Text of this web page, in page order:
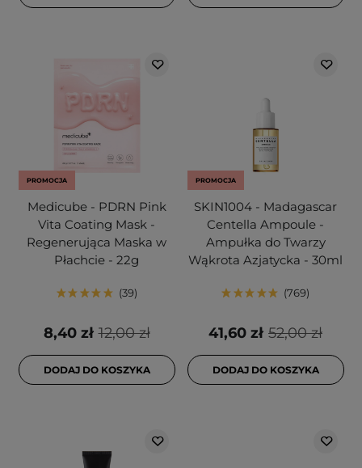
PROMOCJA
Medicube - PDRN Pink
Vita Coating Mask -
Regenerująca Maska w
Płachcie - 22g
39
12,00 zł
8,40 zł
DODAJ DO KOSZYKA
PROMOCJA
SKIN1004 - Madagascar
Centella Ampoule -
Ampułka do Twarzy
Wąkrota Azjatycka - 30ml
769
52,00 zł
41,60 zł
DODAJ DO KOSZYKA